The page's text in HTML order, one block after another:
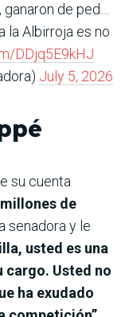
de ped…
la Albirroja es no
DDjq5E9kHJ
July 5, 2026
su cuenta
de
senadora y le
usted es una
cargo. Usted no
ha exudado